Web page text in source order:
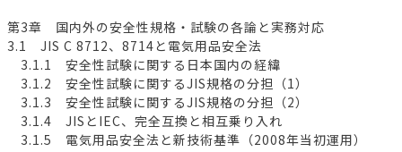
第3章 国内外の安全性規格・試験の各論と実務対応
3.1 JIS C 8712、8714と電気用品安全法
3.1.1 安全性試験に関する日本国内の経緯
3.1.2 安全性試験に関するJIS規格の分担（1）
3.1.3 安全性試験に関するJIS規格の分担（2）
3.1.4 JISとIEC、完全互換と相互乗り入れ
3.1.5 電気用品安全法と新技術基準（2008年当初運用）